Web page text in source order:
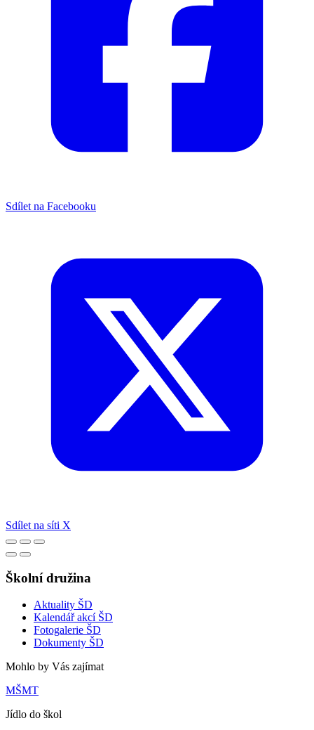
Sdílet na Facebooku
Sdílet na síti X
Školní družina
Aktuality ŠD
Kalendář akcí ŠD
Fotogalerie ŠD
Dokumenty ŠD
Mohlo by Vás zajímat
MŠMT
Jídlo do škol